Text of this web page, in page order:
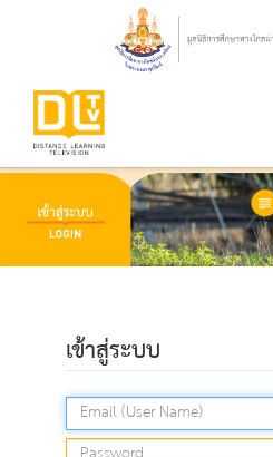
เข้าสู่ระบบ